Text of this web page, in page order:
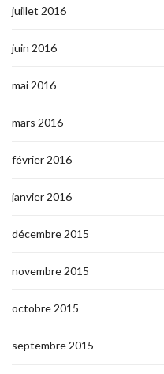
juillet 2016
juin 2016
mai 2016
mars 2016
février 2016
janvier 2016
décembre 2015
novembre 2015
octobre 2015
septembre 2015